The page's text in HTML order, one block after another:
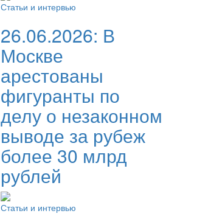
Статьи и интервью
26.06.2026: В
Москве
арестованы
фигуранты по
делу о незаконном
выводе за рубеж
более 30 млрд
рублей
Статьи и интервью